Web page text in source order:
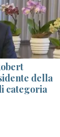
della
categoria